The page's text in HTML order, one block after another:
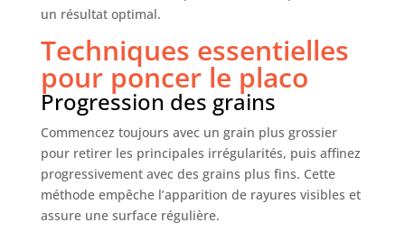
un résultat optimal.
Techniques essentielles
pour poncer le placo
Progression des grains
Commencez toujours avec un grain plus grossier
pour retirer les principales irrégularités, puis affinez
progressivement avec des grains plus fins. Cette
méthode empêche l’apparition de rayures visibles et
assure une surface régulière.